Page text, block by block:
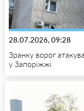
28.07.2026, 09:28
Зранку ворог
у Запоріжжі